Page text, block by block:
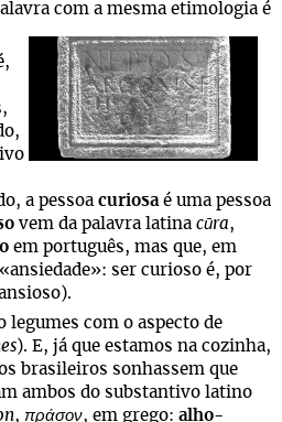
com a mesma etimologia é
a pessoa curiosaé uma pessoa
vem da palavra latina cūra,
em português, mas que, em
ser curioso é, por
legumes com o aspecto de
). E, já que estamos na cozinha,
brasileiros sonhassem que
ambos do substantivo latino
, πράσον, em grego: alho-